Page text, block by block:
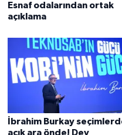
Esnaf odalarından ortak
açıklama
İbrahim Burkay
açık ara önde! Dev